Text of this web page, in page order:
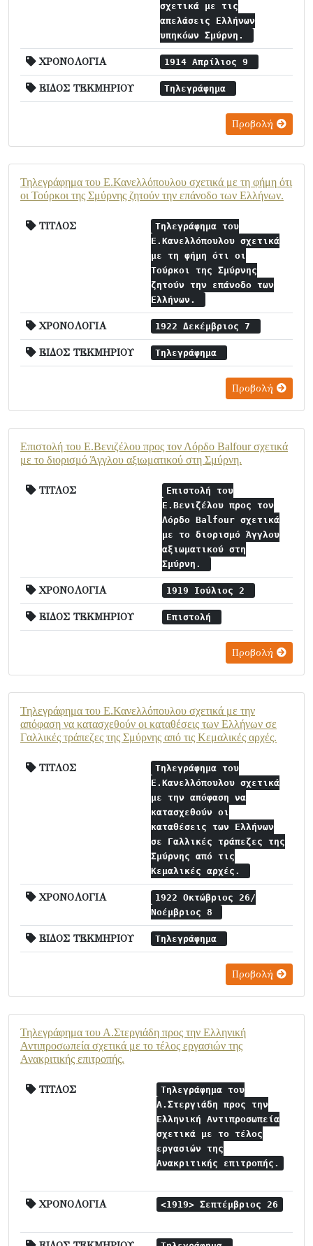
σχετικά με τις
απελάσεις Ελλήνων
υπηκόων Σμύρνη.
ΧΡΟΝΟΛΟΓΙΑ 1914 Απρίλιος 9
ΕΙΔΟΣ ΤΕΚΜΗΡΙΟΥ Τηλεγράφημα
Προβολή
Τηλεγράφημα του Ε.Κανελλόπουλου σχετικά με τη φήμη ότι
οι Τούρκοι της Σμύρνης ζητούν την επάνοδο των Ελλήνων.
ΤΙΤΛΟΣ
Τηλεγράφημα του
Ε.Κανελλόπουλου σχετικά
με τη φήμη ότι οι
Τούρκοι της Σμύρνης
ζητούν την επάνοδο των
Ελλήνων.
ΧΡΟΝΟΛΟΓΙΑ 1922 Δεκέμβριος 7
ΕΙΔΟΣ ΤΕΚΜΗΡΙΟΥ Τηλεγράφημα
Προβολή
Επιστολή του Ε.Βενιζέλου προς τον Λόρδο Balfour σχετικά
με το διορισμό Άγγλου αξιωματικού στη Σμύρνη.
ΤΙΤΛΟΣ
Επιστολή του
Ε.Βενιζέλου προς τον
Λόρδο Balfour σχετικά
με το διορισμό Άγγλου
αξιωματικού στη
Σμύρνη.
ΧΡΟΝΟΛΟΓΙΑ 1919 Ιούλιος 2
ΕΙΔΟΣ ΤΕΚΜΗΡΙΟΥ Επιστολή
Προβολή
Τηλεγράφημα του Ε.Κανελλόπουλου σχετικά με την
απόφαση να κατασχεθούν οι καταθέσεις των Ελλήνων σε
Γαλλικές τράπεζες της Σμύρνης από τις Κεμαλικές αρχές.
ΤΙΤΛΟΣ
Τηλεγράφημα του
Ε.Κανελλόπουλου σχετικά
με την απόφαση να
κατασχεθούν οι
καταθέσεις των Ελλήνων
σε Γαλλικές τράπεζες της
Σμύρνης από τις
Κεμαλικές αρχές.
ΧΡΟΝΟΛΟΓΙΑ
1922 Οκτώβριος 26/
Νοέμβριος 8
ΕΙΔΟΣ ΤΕΚΜΗΡΙΟΥ Τηλεγράφημα
Προβολή
Τηλεγράφημα του Α.Στεργιάδη προς την Ελληνική
Αντιπροσωπεία σχετικά με το τέλος εργασιών της
Ανακριτικής επιτροπής.
ΤΙΤΛΟΣ
Τηλεγράφημα του
Α.Στεργιάδη προς την
Ελληνική Αντιπροσωπεία
σχετικά με το τέλος
εργασιών της
Ανακριτικής επιτροπής.
ΧΡΟΝΟΛΟΓΙΑ <1919> Σεπτέμβριος 26